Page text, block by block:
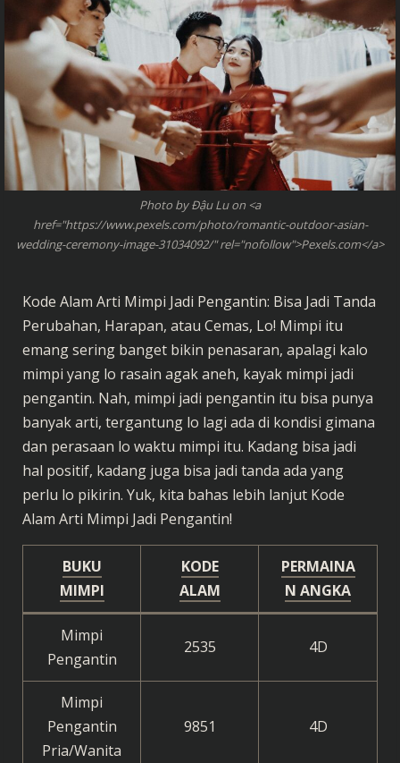
Photo by Đậu Lu on <a
href="https://www.pexels.com/photo/romantic-outdoor-asian-
wedding-ceremony-image-31034092/" rel="nofollow">Pexels.com</a>
Kode Alam Arti Mimpi Jadi Pengantin: Bisa Jadi Tanda
Perubahan, Harapan, atau Cemas, Lo! Mimpi itu
emang sering banget bikin penasaran, apalagi kalo
mimpi yang lo rasain agak aneh, kayak mimpi jadi
pengantin. Nah, mimpi jadi pengantin itu bisa punya
banyak arti, tergantung lo lagi ada di kondisi gimana
dan perasaan lo waktu mimpi itu. Kadang bisa jadi
hal positif, kadang juga bisa jadi tanda ada yang
perlu lo pikirin. Yuk, kita bahas lebih lanjut Kode
Alam Arti Mimpi Jadi Pengantin!
BUKU
MIMPI
KODE
ALAM
PERMAINA
N ANGKA
Mimpi
Pengantin
2535 4D
Mimpi
Pengantin
Pria/Wanita
9851 4D